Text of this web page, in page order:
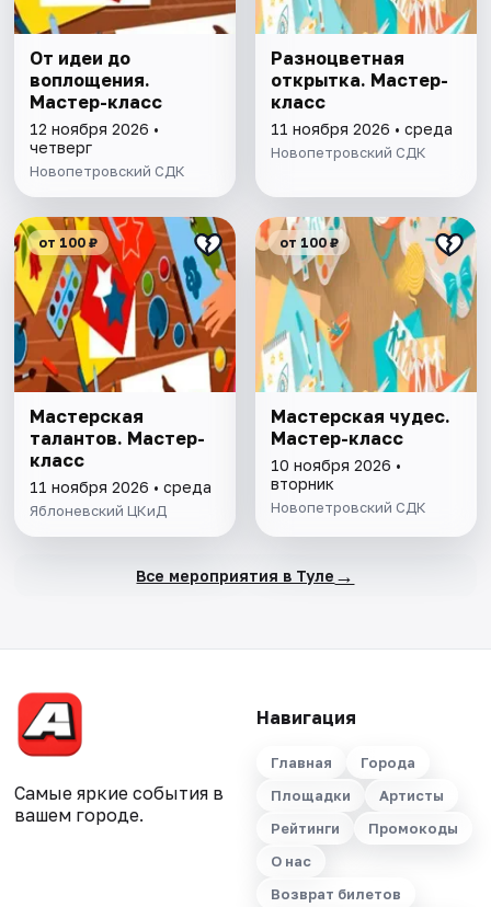
От идеи до
воплощения.
Мастер-класс
12 ноября 2026 •
четверг
Новопетровский СДК
Разноцветная
открытка. Мастер-
класс
11 ноября 2026 • среда
Новопетровский СДК
от 100 ₽
Мастерская
талантов. Мастер-
класс
11 ноября 2026 • среда
Яблоневский ЦКиД
от 100 ₽
Мастерская чудес.
Мастер-класс
10 ноября 2026 •
вторник
Новопетровский СДК
Все мероприятия в Туле →
Самые яркие события в
вашем городе.
Навигация
Главная
Города
Площадки
Артисты
Рейтинги
Промокоды
О нас
Возврат билетов